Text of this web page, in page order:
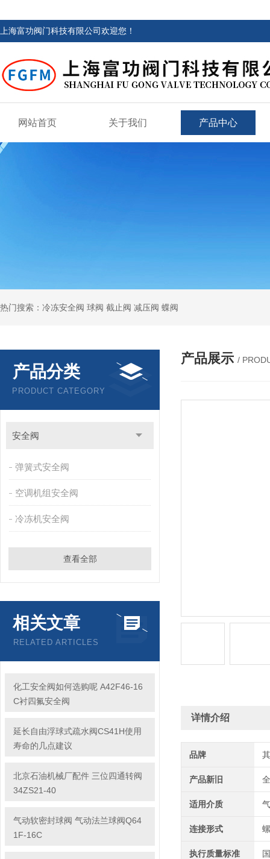
上海富功阀门科技有限公司欢迎您！
网站首页 关于我们 产品中心
热门搜索：冷冻安全阀 球阀 截止阀 减压阀 蝶阀
产品分类
PRODUCT CATEGORY
安全阀
弹簧式安全阀
空调机组安全阀
冷冻机安全阀
查看全部
相关文章
RELATED ARTICLES
化工安全阀如何选购呢 A42F46-16
C衬四氟安全阀
延长自由浮球式疏水阀CS41H使用
寿命的几点建议
北京石油机械厂配件 三位四通转阀
34ZS21-40
气动软密封球阀 气动法兰球阀Q64
1F-16C
产品展示 /
详情介绍
品牌
产品新旧
适用介质
连接形式
执行质量标准